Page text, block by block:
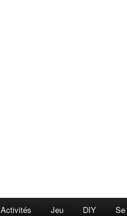
Activités Jeu DIY